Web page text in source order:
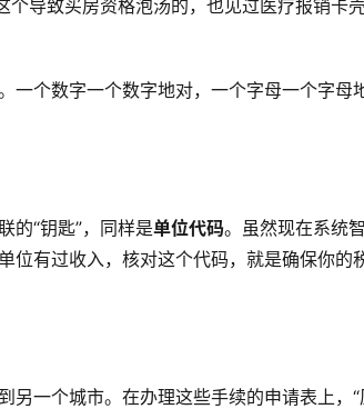
个导致买房资格泡汤的，也见过医疗报销卡
一个数字一个数字地对，一个字母一个字母
的“钥匙”，同样是单位代码。虽然现在系统
位有过收入，核对这个代码，就是确保你的
另一个城市。在办理这些手续的申请表上，“